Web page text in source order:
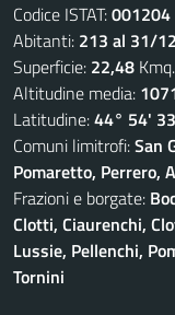
Codice ISTAT:001204
Abitanti: 213 al 31/
Superficie: 22,48
Altitudine media:
Latitudine:44° 54'
Comuni limitrofi:San
Pomaretto, Perrero,
Frazioni e borgate:
Clotti, Ciaurenchi,
Lussie, Pellenchi,
Tornini